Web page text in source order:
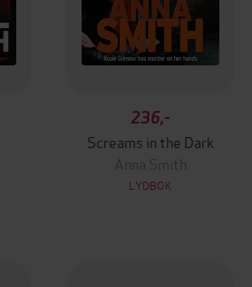
236,-
Screams in the Dark
Anna Smith
LYDBOK